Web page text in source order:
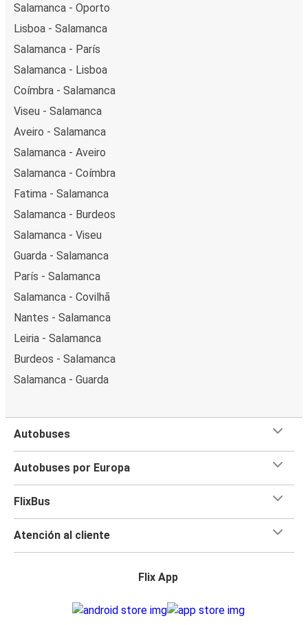
Salamanca - Oporto
Lisboa - Salamanca
Salamanca - París
Salamanca - Lisboa
Coímbra - Salamanca
Viseu - Salamanca
Aveiro - Salamanca
Salamanca - Aveiro
Salamanca - Coímbra
Fatima - Salamanca
Salamanca - Burdeos
Salamanca - Viseu
Guarda - Salamanca
París - Salamanca
Salamanca - Covilhã
Nantes - Salamanca
Leiria - Salamanca
Burdeos - Salamanca
Salamanca - Guarda
Autobuses
Autobuses por Europa
FlixBus
Atención al cliente
Flix App